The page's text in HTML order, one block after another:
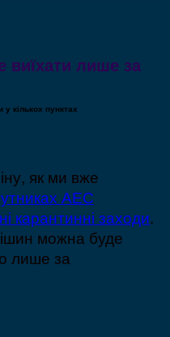
виїхати лише за
кількох пунктах
як ми вже
АЕС
карантинні заходи.
можна буде
лише за